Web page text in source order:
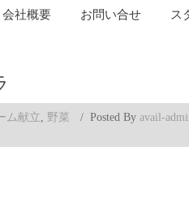
会社概要 お問い合せ ス
ム献立, 野菜 / Posted By avail-